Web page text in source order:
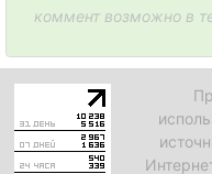
ликвидации
радиационн
ых аварий
коммент возможно в